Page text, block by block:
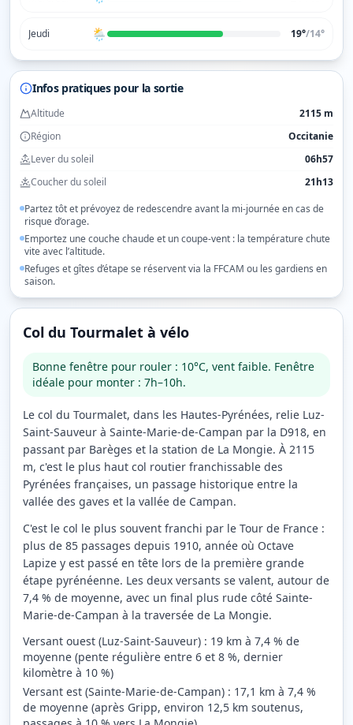
Jeudi 🌦️ 19°/14°
Infos pratiques pour la sortie
Altitude
2115 m
Région
Occitanie
Lever du soleil
06h57
Coucher du soleil
21h13
Partez tôt et prévoyez de redescendre avant la mi-journée en cas de
risque d’orage.
Emportez une couche chaude et un coupe-vent : la température chute
vite avec l’altitude.
Refuges et gîtes d’étape se réservent via la FFCAM ou les gardiens en
saison.
Col du Tourmalet à vélo
Bonne fenêtre pour rouler : 10°C, vent faible. Fenêtre
idéale pour monter : 7h–10h.
Le col du Tourmalet, dans les Hautes-Pyrénées, relie Luz-
Saint-Sauveur à Sainte-Marie-de-Campan par la D918, en
passant par Barèges et la station de La Mongie. À 2115
m, c'est le plus haut col routier franchissable des
Pyrénées françaises, un passage historique entre la
vallée des gaves et la vallée de Campan.
C'est le col le plus souvent franchi par le Tour de France :
plus de 85 passages depuis 1910, année où Octave
Lapize y est passé en tête lors de la première grande
étape pyrénéenne. Les deux versants se valent, autour de
7,4 % de moyenne, avec un final plus rude côté Sainte-
Marie-de-Campan à la traversée de La Mongie.
Versant ouest (Luz-Saint-Sauveur) : 19 km à 7,4 % de
moyenne (pente régulière entre 6 et 8 %, dernier
kilomètre à 10 %)
Versant est (Sainte-Marie-de-Campan) : 17,1 km à 7,4 %
de moyenne (après Gripp, environ 12,5 km soutenus,